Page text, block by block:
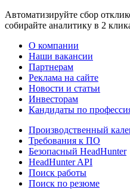
Автоматизируйте сбор
собирайте аналитику в 2
О компании
Наши вакансии
Партнерам
Реклама на сайте
Новости и статьи
Инвесторам
Кандидаты по
Производственный
Требования к ПО
Безопасный HeadHunter
HeadHunter API
Поиск работы
Поиск по резюме